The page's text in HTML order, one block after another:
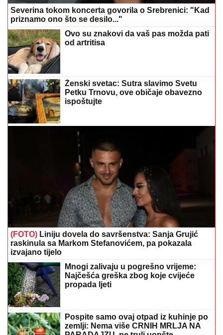
Severina tokom koncerta govorila o Srebrenici: "Kad
priznamo ono što se desilo..."
Ovo su znakovi da vaš pas možda pati
od artritisa
Ženski svetac: Sutra slavimo Svetu
Petku Trnovu, ove običaje obavezno
ispoštujte
(FOTO) Liniju dovela do savršenstva: Sanja Grujić
raskinula sa Markom Stefanovićem, pa pokazala
izvajano tijelo
Mnogi zalivaju u pogrešno vrijeme:
Najčešća greška zbog koje cvijeće
propada ljeti
Pospite samo ovaj otpad iz kuhinje po
zemlji: Nema više CRNIH MRLJA NA